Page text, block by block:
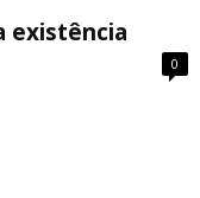
existência
0